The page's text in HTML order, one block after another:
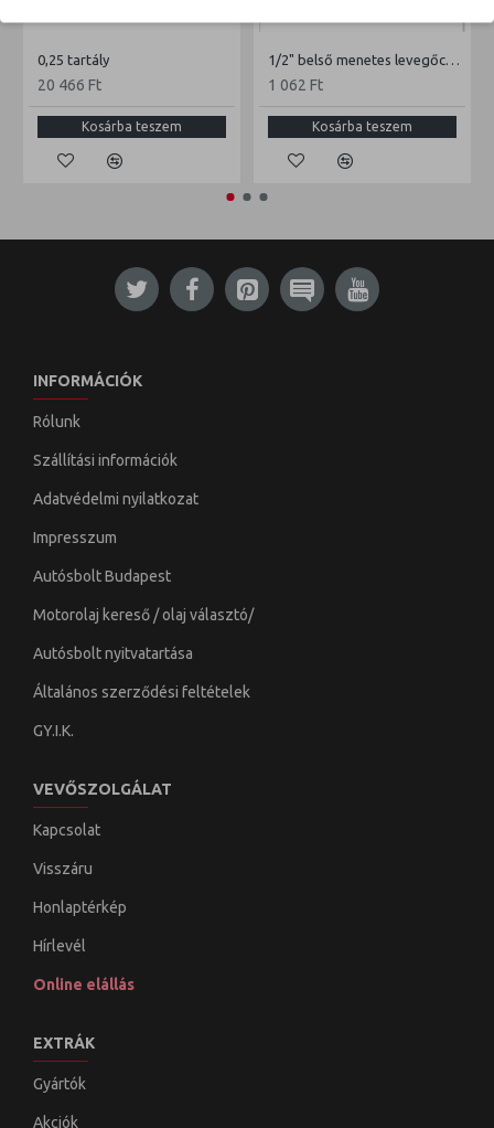
0,25 tartály
20 466 Ft
Kosárba teszem
1/2" belső menetes levegőcsatlakozó
1 062 Ft
Kosárba teszem
INFORMÁCIÓK
Rólunk
Szállítási információk
Adatvédelmi nyilatkozat
Impresszum
Autósbolt Budapest
Motorolaj kereső / olaj választó/
Autósbolt nyitvatartása
Általános szerződési feltételek
GY.I.K.
VEVŐSZOLGÁLAT
Kapcsolat
Visszáru
Honlaptérkép
Hírlevél
Online elállás
EXTRÁK
Gyártók
Akciók